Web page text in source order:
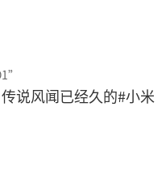
说风闻已经久的#小米